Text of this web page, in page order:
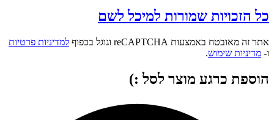
כל הזכויות שמורות למיכל לשם
אתר זה מאובטח באמצעות reCAPTCHA וגוגל בכפוף
למדיניות פרטיות
ו- מדיניות שימוש.
הוספת כרגע מוצר לסל :)